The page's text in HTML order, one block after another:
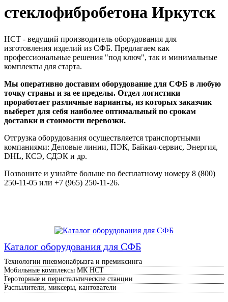
стеклофибробетона Иркутск
НСТ - ведущий производитель оборудования для
изготовления изделий из СФБ. Предлагаем как
профессиональные решения "под ключ", так и минимальные
комплекты для старта.
Мы оперативно доставим оборудование для СФБ в любую
точку страны и за ее пределы. Отдел логистики
проработает различные варианты, из которых заказчик
выберет для себя наиболее оптимальный по срокам
доставки и стоимости перевозки.
Отгрузка оборудования осуществляется транспортными
компаниями: Деловые линии, ПЭК, Байкал-сервис, Энергия,
DHL, КСЭ, СДЭК и др.
Позвоните и узнайте больше по бесплатному номеру 8 (800)
250-11-05 или +7 (965) 250-11-26.
Каталог оборудования для СФБ
Технологии пневмонабрызга и премиксинга
Мобильные комплексы МК НСТ
Героторные и перистальтические станции
Распылители, миксеры, кантователи